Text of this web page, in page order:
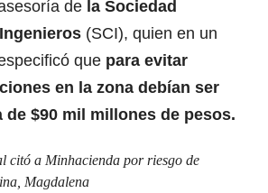
de la Sociedad
(SCI), quien en un
que para evitar
en la zona debían ser
$90 mil millones de pesos.
citó a Minhacienda por riesgo de
Magdalena